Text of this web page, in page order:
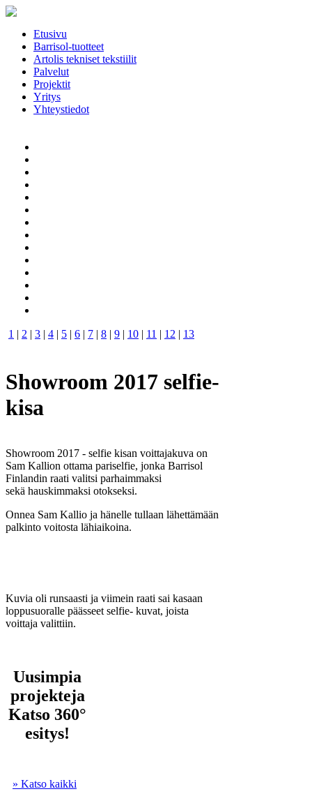
Etusivu
Barrisol-tuotteet
Artolis tekniset tekstiilit
Palvelut
Projektit
Yritys
Yhteystiedot
1 | 2 | 3 | 4 | 5 | 6 | 7 | 8 | 9 | 10 | 11 | 12 | 13
Showroom 2017 selfie-
kisa
Showroom 2017 - selfie kisan voittajakuva on
Sam Kallion ottama pariselfie, jonka Barrisol
Finlandin raati valitsi parhaimmaksi
sekä hauskimmaksi otokseksi.
Onnea Sam Kallio ja hänelle tullaan lähettämään
palkinto voitosta lähiaikoina.
Kuvia oli runsaasti ja viimein raati sai kasaan
loppusuoralle päässeet selfie- kuvat, joista
voittaja valittiin.
Uusimpia
projekteja
Katso 360°
esitys!
» Katso kaikki